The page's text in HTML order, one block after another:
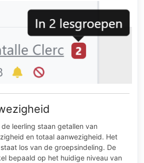
leerling staan getallen van
en totaal aanwezigheid. Het
los van de groepsindeling. De
bepaald op het huidige niveau van